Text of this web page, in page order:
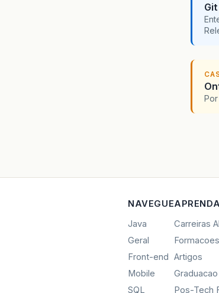
NAVEGUE
Java
Geral
Front-end
Mobile
SQL
APRENDA
Carreiras
Formacoes
Artigos
Graduacao
Pos-Tech